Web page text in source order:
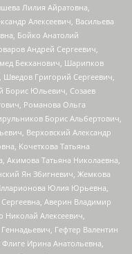
Лилия Айратовна,
Алексеевич, Васильева
Бойко Анатолий
Андрей Сергеевич,
Бекханович, Шарипков
Григорий Сергеевич,
Борис Юльевич, Созаев
Романова Ольга
Борис Альбертович,
Верховский Александр
Кочеткова Татьяна
Акимова Татьяна Николаевна,
Ян Збигневич, Жемкова
Юлия Юрьевна,
Аверин Владимир
Алексеевич,
Гефтер Валентин
Ирина Анатольевна,